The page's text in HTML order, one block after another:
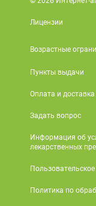
Лицензии
Возрастные
Пункты выдачи
Оплата и доставка
Задать вопрос
Информация об
лекарственных
Политика по